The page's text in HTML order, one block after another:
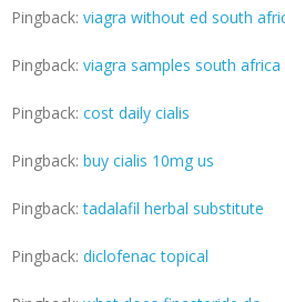
Pingback: viagra without ed south
Pingback: viagra samples south africa
Pingback: cost daily cialis
Pingback: buy cialis 10mg us
Pingback:tadalafil herbal substitute
Pingback: diclofenac topical